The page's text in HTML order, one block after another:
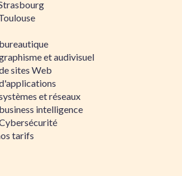
et audivisuel
sites Web
et réseaux
intelligence
tarifs